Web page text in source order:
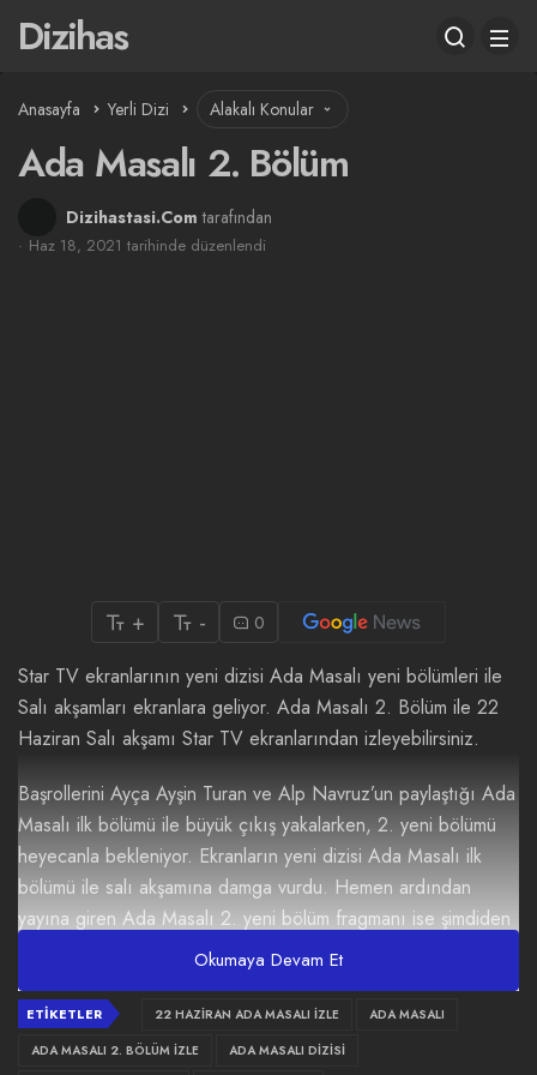
Dizihas
Anasayfa Yerli Dizi Alakalı Konular
Ada Masalı 2. Bölüm
Dizihastasi.Com tarafından
Haz 18, 2021 tarihinde düzenlendi
+ - 0
Star TV ekranlarının yeni dizisi Ada Masalı yeni bölümleri ile
Salı akşamları ekranlara geliyor. Ada Masalı 2. Bölüm ile 22
Haziran Salı akşamı Star TV ekranlarından izleyebilirsiniz.
Başrollerini Ayça Ayşin Turan ve Alp Navruz’un paylaştığı Ada
Masalı ilk bölümü ile büyük çıkış yakalarken, 2. yeni bölümü
heyecanla bekleniyor. Ekranların yeni dizisi Ada Masalı ilk
bölümü ile salı akşamına damga vurdu. Hemen ardından
yayına giren Ada Masalı 2. yeni bölüm fragmanı ise şimdiden
büyük ilgi gördü. Güçlü oyuncu kadrosu ve hikayesi ile dikkat
çeken Ada Masalı 2. yeni bölüm fragmanı ve detayları
haberimizde.
Okumaya Devam Et
ETIKETLER 22 HAZIRAN ADA MASALI İZLE
ADA MASALI
ADA MASALI 2. BÖLÜM İZLE
ADA MASALI DIZISI